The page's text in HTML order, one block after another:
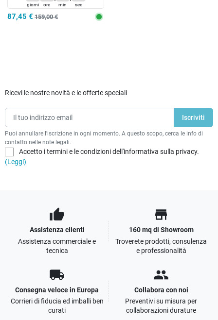
giorni ore min sec
87,45 € 159,00 €
Ricevi le nostre novità e le offerte speciali
Puoi annullare l'iscrizione in ogni momento. A questo scopo, cerca le info di
contatto nelle note legali.
Accetto i termini e le condizioni dell'informativa sulla privacy.
(Leggi)
thumb_up
Assistenza clienti
Assistenza commerciale e
tecnica
store
160 mq di Showroom
Troverete prodotti, consulenza
e professionalità
local_shipping
Consegna veloce in Europa
Corrieri di fiducia ed imballi ben
curati
people
Collabora con noi
Preventivi su misura per
collaborazioni durature